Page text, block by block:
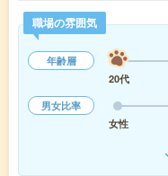
職場の雰囲気
年齢層
20代
男女比率
女性